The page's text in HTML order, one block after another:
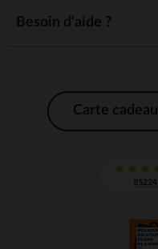
Besoin d'aide ?
Carte cadeau